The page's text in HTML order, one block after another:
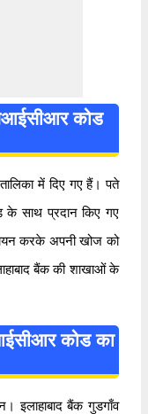
कोड
में दिए गए हैं। पते
साथ प्रदान किए गए
करके अपनी खोज को
बैंक की शाखाओं के
कोड का
इलाहाबाद बैंक गुडगाँव